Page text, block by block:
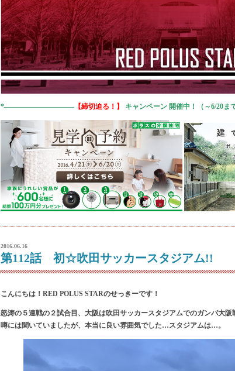
*—————————— 【締切迫る！】 キャンペーン 開催中！（～
2016.06.16
第112話 初☆吹田サッカースタジアム!!
こんにちは！RED POLUS STARのせっきーです！
怒涛の５連戦の２試合目、大阪は吹田サッカースタジアムでのガンバ大阪
噂には聞いていましたが、本当に良い雰囲気でした…スタジアムは…。